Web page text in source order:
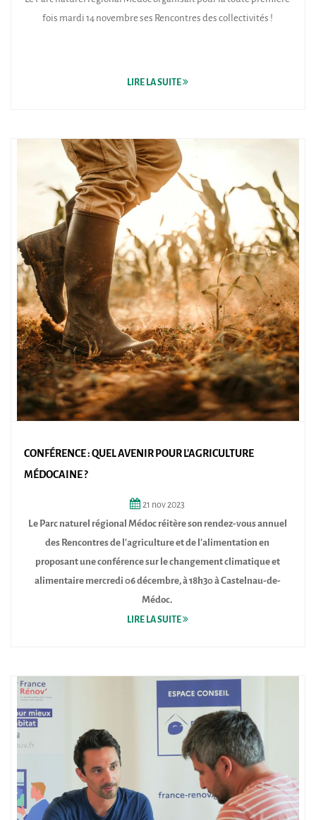
fois mardi 14 novembre ses Rencontres des collectivités !
LIRE LA SUITE
CONFÉRENCE : QUEL AVENIR POUR L'AGRICULTURE
MÉDOCAINE ?
21 nov2023
Le Parc naturel régional Médoc réitère son rendez-vous annuel
des Rencontres de l’agriculture et de l’alimentation en
proposant une conférence sur le changement climatique et
alimentaire mercredi 06 décembre, à 18h30 à Castelnau-de-
Médoc.
LIRE LA SUITE